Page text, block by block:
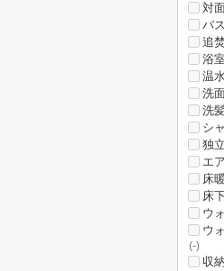
対
バ
追
浴
温
洗
洗
シ
独
エ
床
床
ウ
ウ
(-)
収